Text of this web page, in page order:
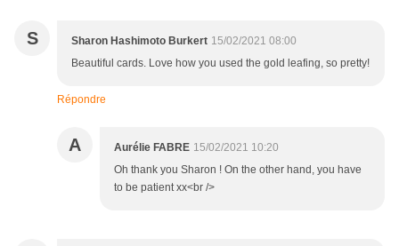
S Sharon Hashimoto Burkert 15/02/2021 08:00
Beautiful cards. Love how you used the gold leafing, so pretty!
Répondre
A Aurélie FABRE 15/02/2021 10:20
Oh thank you Sharon ! On the other hand, you have
to be patient xx<br />